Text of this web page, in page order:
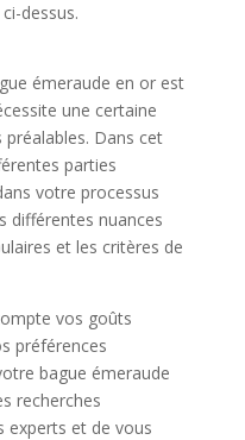
dessus.
émeraude en or est
une certaine
Dans cet
parties
votre processus
différentes nuances
et les critères de
vos goûts
préférences
bague émeraude
recherches
experts et de vous